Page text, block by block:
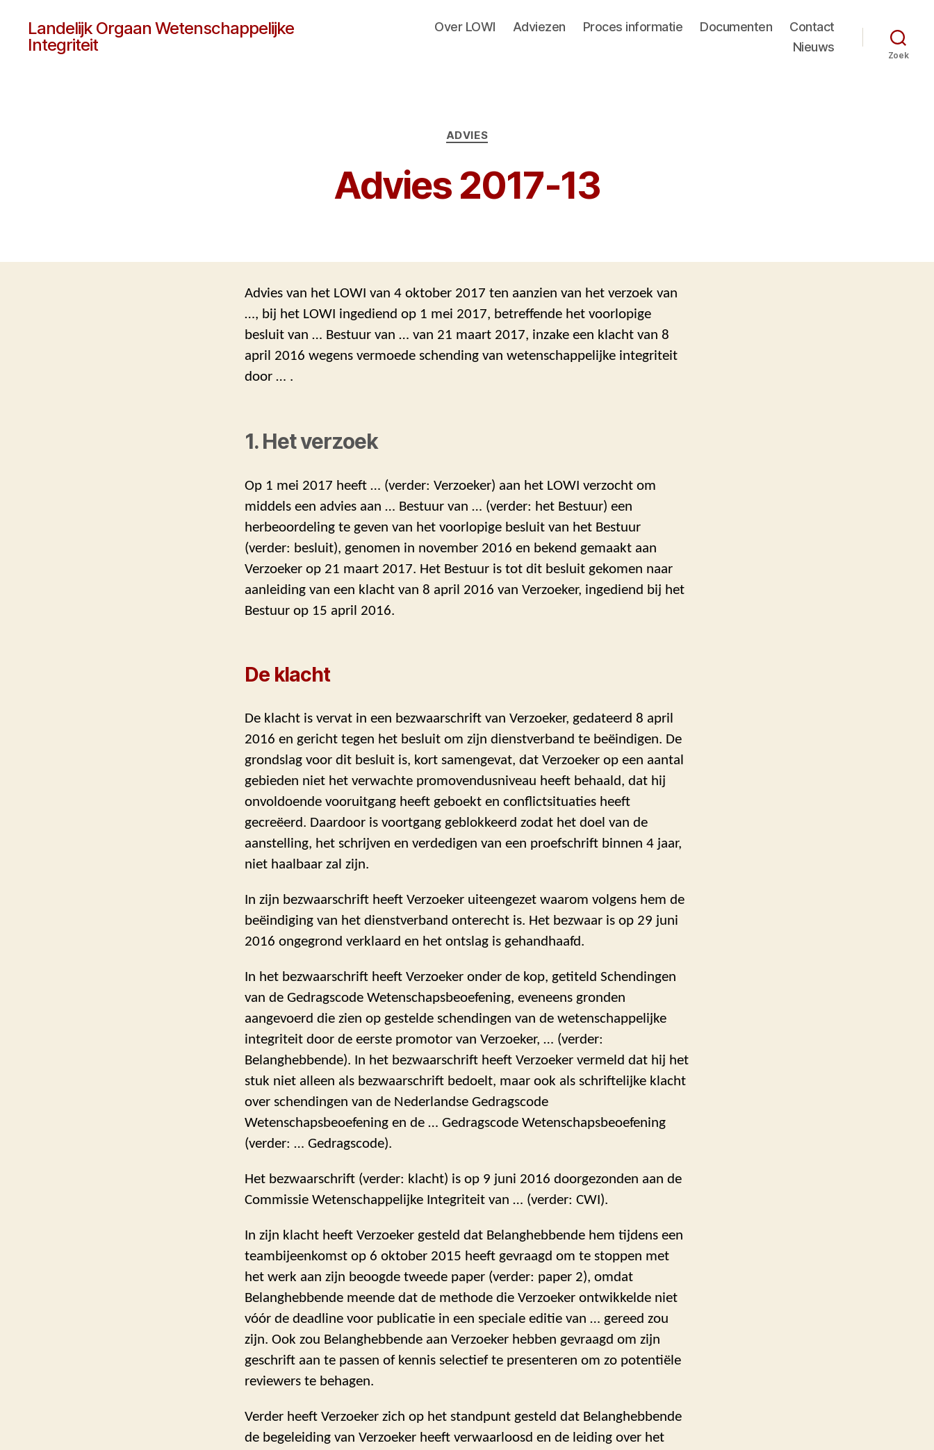
Landelijk Orgaan Wetenschappelijke
Integriteit
Over LOWI Adviezen Proces informatie Documenten
Contact
Nieuws
Zoek
Categorieën
ADVIES
Advies 2017-13
Advies van het LOWI van 4 oktober 2017 ten aanzien van het verzoek van
…, bij het LOWI ingediend op 1 mei 2017, betreffende het voorlopige
besluit van … Bestuur van … van 21 maart 2017, inzake een klacht van 8
april 2016 wegens vermoede schending van wetenschappelijke integriteit
door … .
1. Het verzoek
Op 1 mei 2017 heeft … (verder: Verzoeker) aan het LOWI verzocht om
middels een advies aan … Bestuur van … (verder: het Bestuur) een
herbeoordeling te geven van het voorlopige besluit van het Bestuur
(verder: besluit), genomen in november 2016 en bekend gemaakt aan
Verzoeker op 21 maart 2017. Het Bestuur is tot dit besluit gekomen naar
aanleiding van een klacht van 8 april 2016 van Verzoeker, ingediend bij het
Bestuur op 15 april 2016.
De klacht
De klacht is vervat in een bezwaarschrift van Verzoeker, gedateerd 8 april
2016 en gericht tegen het besluit om zijn dienstverband te beëindigen. De
grondslag voor dit besluit is, kort samengevat, dat Verzoeker op een aantal
gebieden niet het verwachte promovendusniveau heeft behaald, dat hij
onvoldoende vooruitgang heeft geboekt en conflictsituaties heeft
gecreëerd. Daardoor is voortgang geblokkeerd zodat het doel van de
aanstelling, het schrijven en verdedigen van een proefschrift binnen 4 jaar,
niet haalbaar zal zijn.
In zijn bezwaarschrift heeft Verzoeker uiteengezet waarom volgens hem de
beëindiging van het dienstverband onterecht is. Het bezwaar is op 29 juni
2016 ongegrond verklaard en het ontslag is gehandhaafd.
In het bezwaarschrift heeft Verzoeker onder de kop, getiteld Schendingen
van de Gedragscode Wetenschapsbeoefening, eveneens gronden
aangevoerd die zien op gestelde schendingen van de wetenschappelijke
integriteit door de eerste promotor van Verzoeker, … (verder:
Belanghebbende). In het bezwaarschrift heeft Verzoeker vermeld dat hij het
stuk niet alleen als bezwaarschrift bedoelt, maar ook als schriftelijke klacht
over schendingen van de Nederlandse Gedragscode
Wetenschapsbeoefening en de … Gedragscode Wetenschapsbeoefening
(verder: … Gedragscode).
Het bezwaarschrift (verder: klacht) is op 9 juni 2016 doorgezonden aan de
Commissie Wetenschappelijke Integriteit van … (verder: CWI).
In zijn klacht heeft Verzoeker gesteld dat Belanghebbende hem tijdens een
teambijeenkomst op 6 oktober 2015 heeft gevraagd om te stoppen met
het werk aan zijn beoogde tweede paper (verder: paper 2), omdat
Belanghebbende meende dat de methode die Verzoeker ontwikkelde niet
vóór de deadline voor publicatie in een speciale editie van … gereed zou
zijn. Ook zou Belanghebbende aan Verzoeker hebben gevraagd om zijn
geschrift aan te passen of kennis selectief te presenteren om zo potentiële
reviewers te behagen.
Verder heeft Verzoeker zich op het standpunt gesteld dat Belanghebbende
de begeleiding van Verzoeker heeft verwaarloosd en de leiding over het